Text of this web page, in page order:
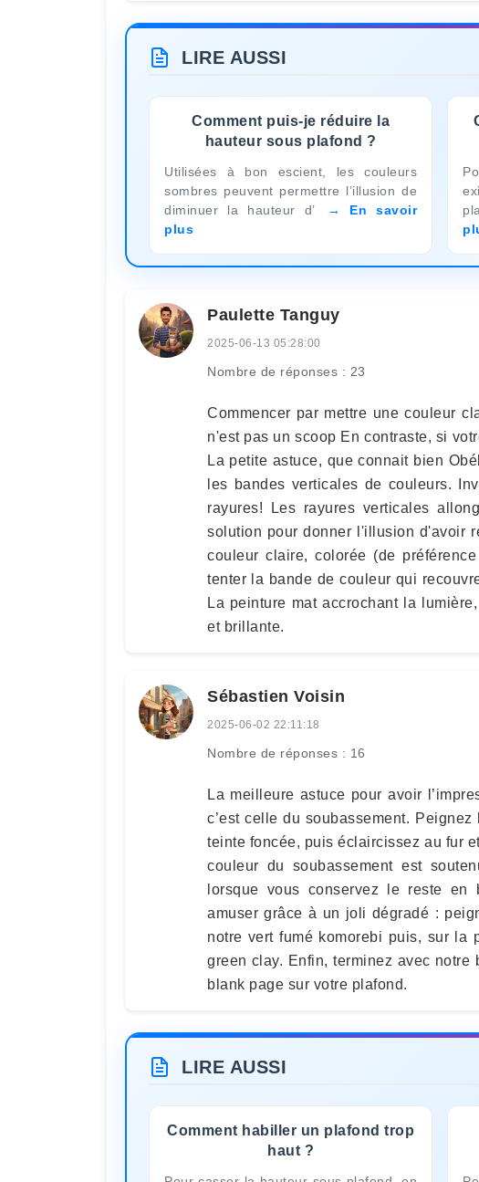
LIRE AUSSI
Comment puis-je réduire la
hauteur sous plafond ?
Utilisées à bon escient, les couleurs
sombres peuvent permettre l’illusion de
diminuer la hauteur d’
En savoir
plus
Paulette Tanguy
2025-06-13 05:28:00
Nombre de réponses : 23
Commencer par mettre une couleur
n'est pas un scoop En contraste, si
La petite astuce, que connait bien
les bandes verticales de couleurs.
rayures! Les rayures verticales
solution pour donner l'illusion d'avoir
couleur claire, colorée (de
tenter la bande de couleur qui
La peinture mat accrochant la
et brillante.
Sébastien Voisin
2025-06-02 22:11:18
Nombre de réponses : 16
La meilleure astuce pour avoir
c’est celle du soubassement.
teinte foncée, puis éclaircissez au fur
couleur du soubassement est
lorsque vous conservez le reste en
amuser grâce à un joli dégradé :
notre vert fumé komorebi puis, sur la
green clay. Enfin, terminez avec
blank page sur votre plafond.
LIRE AUSSI
Comment habiller un plafond trop
haut ?